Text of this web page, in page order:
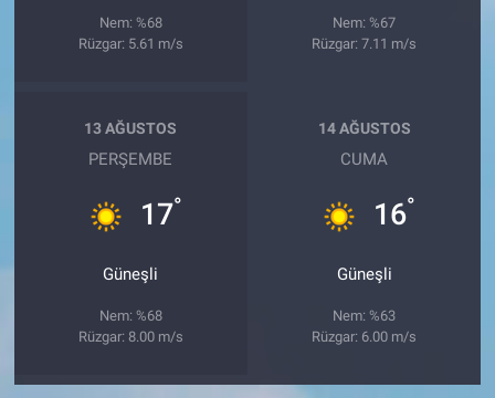
Nem: %68
Rüzgar: 5.61 m/s
Nem: %67
Rüzgar: 7.11 m/s
13 AĞUSTOS
PERŞEMBE
17°
Güneşli
Nem: %68
Rüzgar: 8.00 m/s
14 AĞUSTOS
CUMA
16°
Güneşli
Nem: %63
Rüzgar: 6.00 m/s